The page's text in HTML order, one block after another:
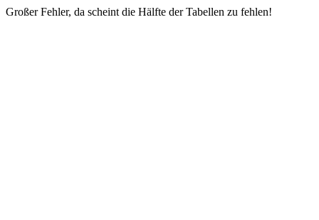
Großer Fehler, da scheint die Hälfte der Tabellen zu fehlen!